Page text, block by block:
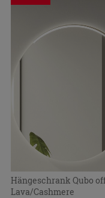
Hängeschrank Qubo
Lava/Cashmere